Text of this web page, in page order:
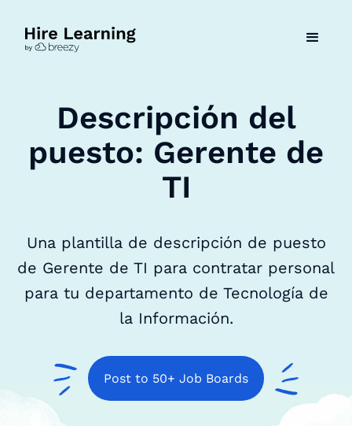
Descripción del
puesto: Gerente de
TI
Una plantilla de descripción de puesto
de Gerente de TI para contratar personal
para tu departamento de Tecnología de
la Información.
Post to 50+ Job Boards